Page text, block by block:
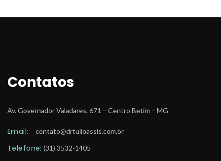
Contato
Av. Governador Valadares, 671 – Centro Betim – MG
Email: contato@drtulioassis.com.br
Telefone: (31) 3532-1405